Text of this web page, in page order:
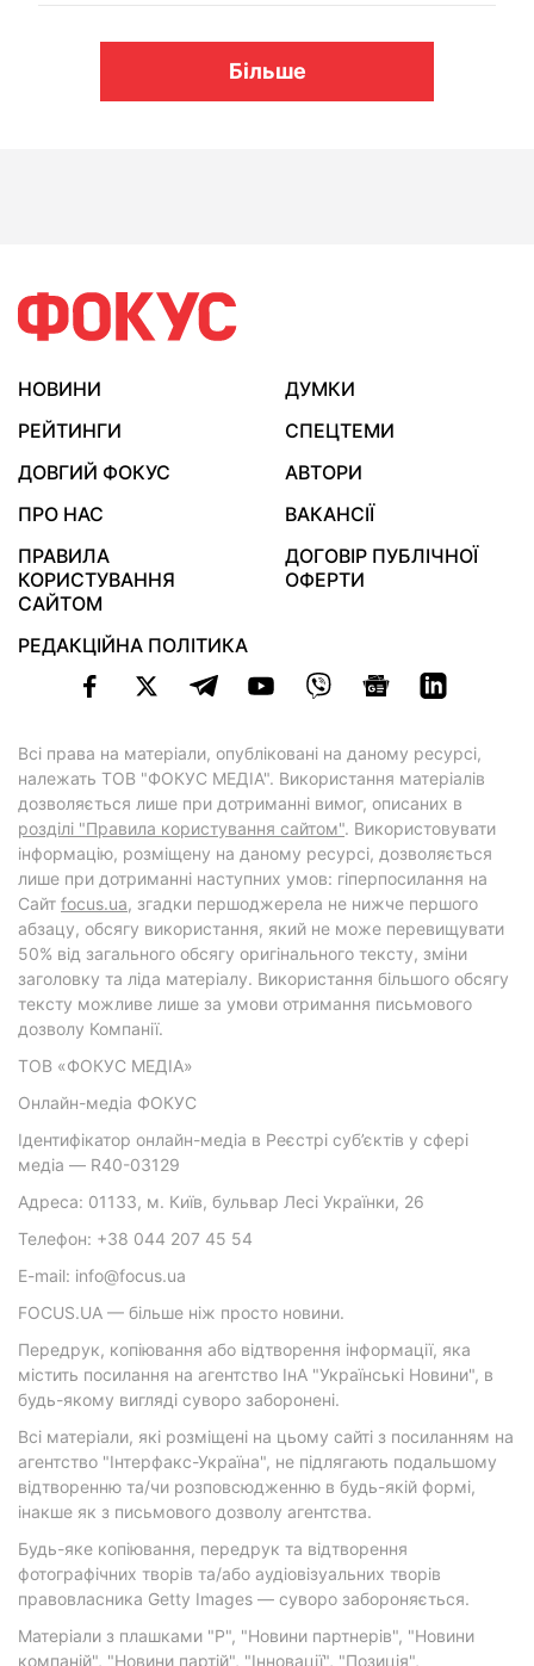
Більше
НОВИНИ
ДУМКИ
РЕЙТИНГИ
СПЕЦТЕМИ
ДОВГИЙ ФОКУС
АВТОРИ
ПРО НАС
ВАКАНСІЇ
ПРАВИЛА
КОРИСТУВАННЯ
САЙТОМ
ДОГОВІР ПУБЛІЧНОЇ
ОФЕРТИ
РЕДАКЦІЙНА ПОЛІТИКА
Всі права на матеріали, опубліковані на даному ресурсі,
належать ТОВ "ФОКУС МЕДІА". Використання матеріалів
дозволяється лише при дотриманні вимог, описаних в
розділі "Правила користування сайтом". Використовувати
інформацію, розміщену на даному ресурсі, дозволяється
лише при дотриманні наступних умов: гіперпосилання на
Cайт focus.ua, згадки першоджерела не нижче першого
абзацу, обсягу використання, який не може перевищувати
50% від загального обсягу оригінального тексту, зміни
заголовку та ліда матеріалу. Використання більшого обсягу
тексту можливе лише за умови отримання письмового
дозволу Компанії.
ТОВ «ФОКУС МЕДІА»
Онлайн-медіа ФОКУС
Ідентифікатор онлайн-медіа в Реєстрі суб’єктів у сфері
медіа — R40-03129
Адреса: 01133, м. Київ, бульвар Лесі Українки, 26
Телефон: +38 044 207 45 54
E-mail: info@focus.ua
FOCUS.UA — більше ніж просто новини.
Передрук, копіювання або відтворення інформації, яка
містить посилання на агентство ІнА "Українські Новини", в
будь-якому вигляді суворо заборонені.
Всі матеріали, які розміщені на цьому сайті з посиланням на
агентство "Інтерфакс-Україна", не підлягають подальшому
відтворенню та/чи розповсюдженню в будь-якій формі,
інакше як з письмового дозволу агентства.
Будь-яке копіювання, передрук та відтворення
фотографічних творів та/або аудіовізуальних творів
правовласника Getty Images — суворо забороняється.
Матеріали з плашками "Р", "Новини партнерів", "Новини
компаній", "Новини партій", "Інновації", "Позиція",